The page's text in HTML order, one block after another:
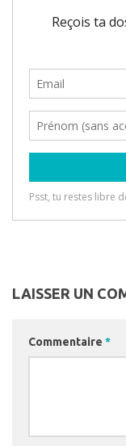
LAISSER UN
Commentaire *